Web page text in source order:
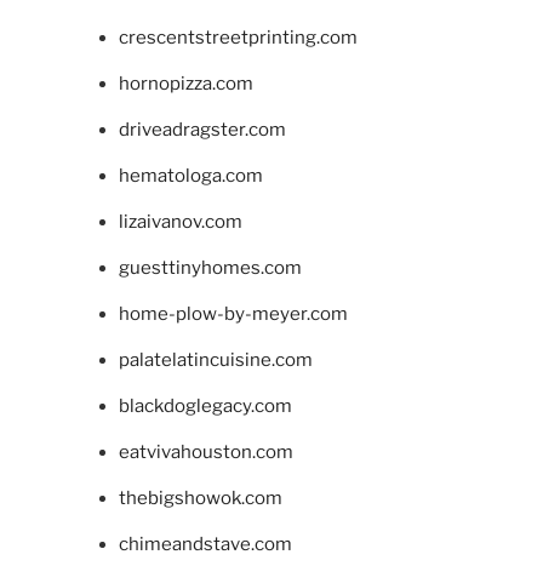
crescentstreetprinting.com
hornopizza.com
driveadragster.com
hematologa.com
lizaivanov.com
guesttinyhomes.com
home-plow-by-meyer.com
palatelatincuisine.com
blackdoglegacy.com
eatvivahouston.com
thebigshowok.com
chimeandstave.com